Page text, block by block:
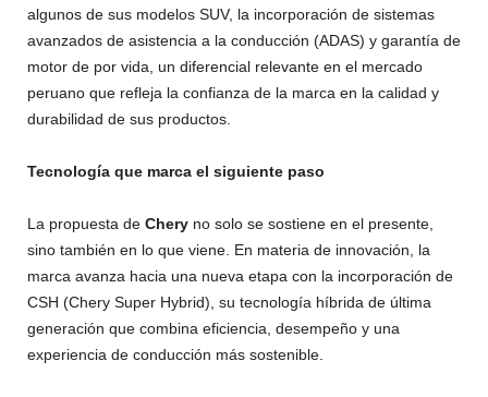
algunos de sus modelos SUV, la incorporación de sistemas
avanzados de asistencia a la conducción (ADAS) y garantía de
motor de por vida, un diferencial relevante en el mercado
peruano que refleja la confianza de la marca en la calidad y
durabilidad de sus productos.
Tecnología que marca el siguiente paso
La propuesta de Chery no solo se sostiene en el presente,
sino también en lo que viene. En materia de innovación, la
marca avanza hacia una nueva etapa con la incorporación de
CSH (Chery Super Hybrid), su tecnología híbrida de última
generación que combina eficiencia, desempeño y una
experiencia de conducción más sostenible.